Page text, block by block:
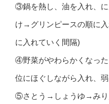
③鍋を熱し、油を入れ、
け→グリンピースの順に
に入れていく間隔)
④野菜がやわらかくなっ
位にほぐしながら入れ、
⑤さとう→しょうゆ→みり